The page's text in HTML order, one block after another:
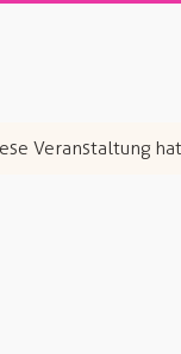
Veranstaltung